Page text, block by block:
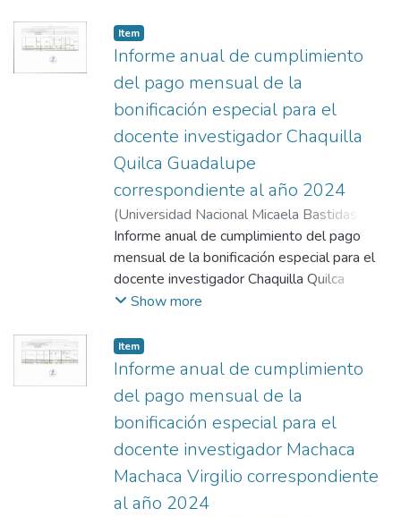
Item
Informe anual de cumplimiento
del pago mensual de la
bonificación especial para el
docente investigador Chaquilla
Quilca Guadalupe
correspondiente al año 2024
(Universidad Nacional Micaela Bastidas de
Apurímac,2025-02-03)Chaquilla Quilca,
Guadalupe
Informe anual de cumplimiento del pago
mensual de la bonificación especial para el
docente investigador Chaquilla Quilca
Guadalupe correspondiente al año 2024.
Show more
Item
Informe anual de cumplimiento
del pago mensual de la
bonificación especial para el
docente investigador Machaca
Machaca Virgilio correspondiente
al año 2024